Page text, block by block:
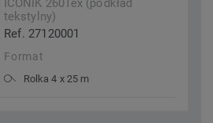
ICONIK 260Tex (podkład
tekstylny)
Ref. 27120001
Format
Rolka 4 x 25 m